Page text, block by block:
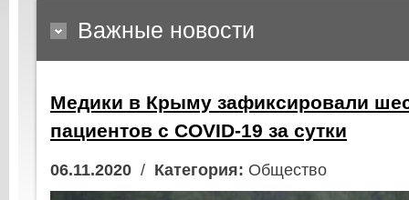
Важные новости
Медики в Крыму зафиксировали
пациентов с COVID-19 за сутки
06.11.2020 / Категория: Общество